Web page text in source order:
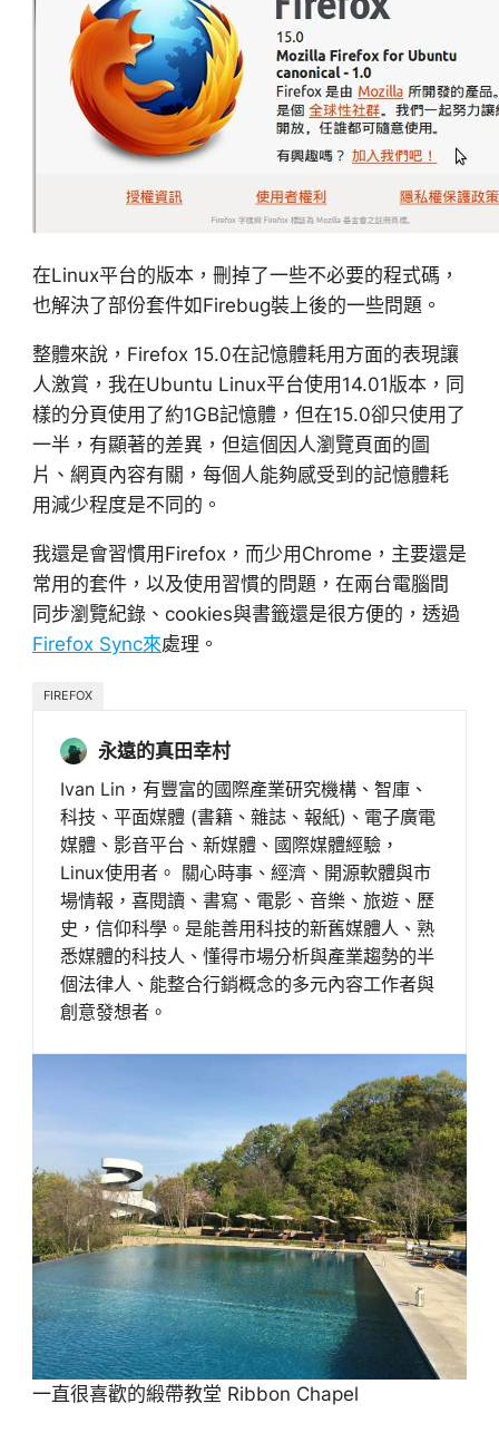
在Linux平台的版本，刪掉了一些不必要的程式碼，
也解決了部份套件如Firebug裝上後的一些問題。
整體來說，Firefox 15.0在記憶體耗用方面的表現讓
人激賞，我在Ubuntu Linux平台使用14.01版本，同
樣的分頁使用了約1GB記憶體，但在15.0卻只使用了
一半，有顯著的差異，但這個因人瀏覽頁面的圖
片、網頁內容有關，每個人能夠感受到的記憶體耗
用減少程度是不同的。
我還是會習慣用Firefox，而少用Chrome，主要還是
常用的套件，以及使用習慣的問題，在兩台電腦間
同步瀏覽紀錄、cookies與書籤還是很方便的，透過
Firefox Sync來處理。
FIREFOX
永遠的真田幸村
Ivan Lin，有豐富的國際產業研究機構、智庫、
科技、平面媒體 (書籍、雜誌、報紙)、電子廣電
媒體、影音平台、新媒體、國際媒體經驗，
Linux使用者。 關心時事、經濟、開源軟體與市
場情報，喜閱讀、書寫、電影、音樂、旅遊、歷
史，信仰科學。是能善用科技的新舊媒體人、熟
悉媒體的科技人、懂得市場分析與產業趨勢的半
個法律人、能整合行銷概念的多元內容工作者與
創意發想者。
一直很喜歡的緞帶教堂 Ribbon Chapel